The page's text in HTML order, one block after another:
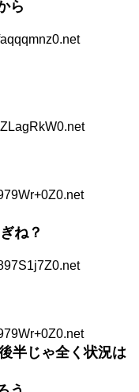
ら
ね？
半じゃ全く状況は